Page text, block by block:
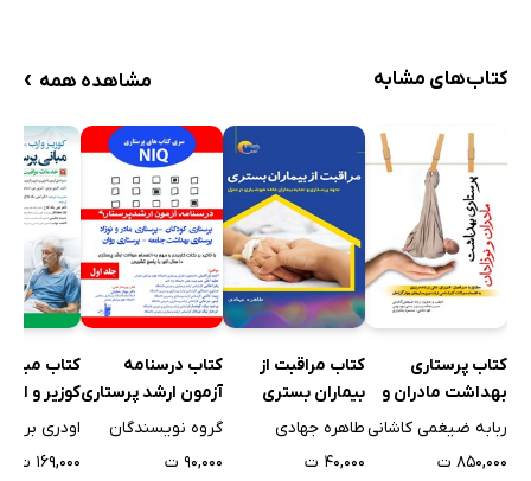
مفاهیم پایه
روش‌های شفابخش
مرور فصل 22
نکات برجسته‌ی فصل
دانش خود را بیازمایید
رعایت استانداردها
پاسخ خودآزمایی‌ها
نمایه
کتاب‌های مشابه مشاهده همه ›
کتاب پرستاری
بهداشت مادران و
نوزادان
ربابه ضیغمی کاشانی
۸۵۰,۰۰۰ ت
کتاب مراقبت از
بیماران بستری
طاهره جهادی
۴۰,۰۰۰ ت
کتاب درسنامه
آزمون ارشد پرستاری
- جلد اول
گروه نویسندگان
۹۰,۰۰۰ ت
کتاب
جلد دوم
اودری برمن
۱۶۹,۰۰۰ ت